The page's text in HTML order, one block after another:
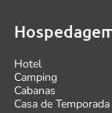
Hotel
Camping
Cabanas
Casa de Temporada